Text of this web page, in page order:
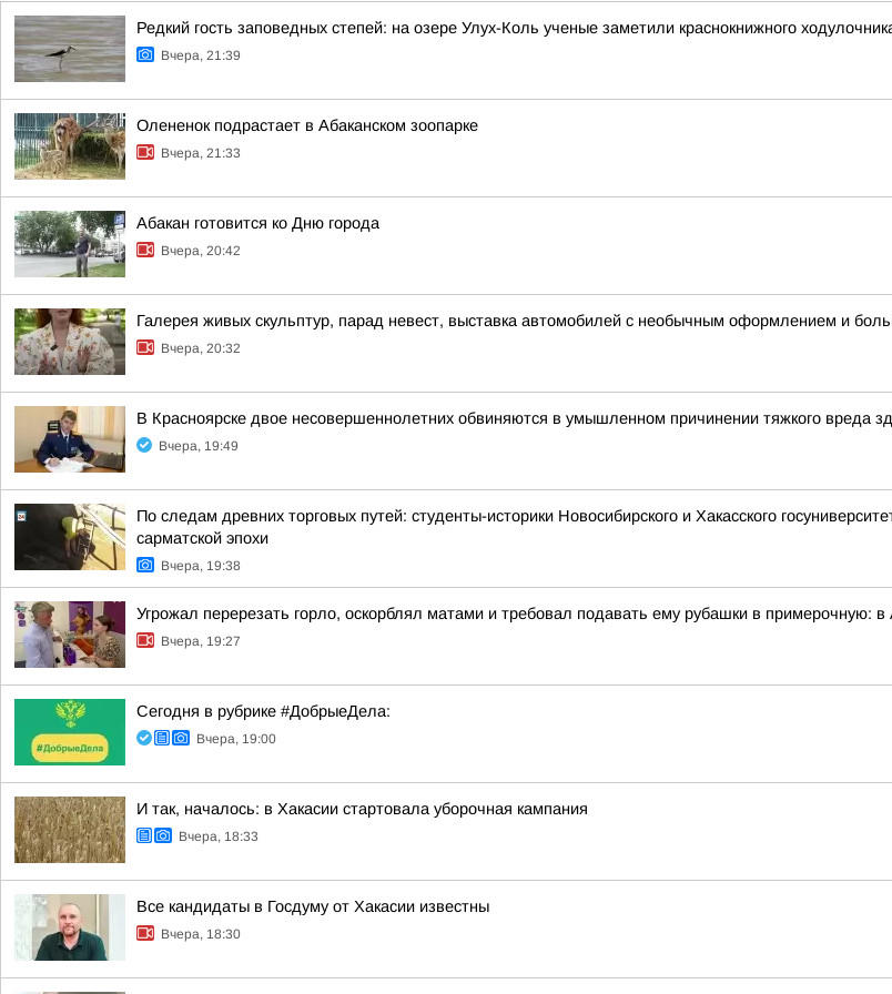
Редкий гость заповедных степей: на озере Улух-Коль ученые заметили краснокнижного
Вчера, 21:39
Олененок подрастает в Абаканском зоопарке
Вчера, 21:33
Абакан готовится ко Дню города
Вчера, 20:42
Галерея живых скульптур, парад невест, выставка автомобилей с необычным оформлением и
Вчера, 20:32
В Красноярске двое несовершеннолетних обвиняются в умышленном причинении тяжкого вреда
Вчера, 19:49
По следам древних торговых путей: студенты-историки Новосибирского и Хакасского
сарматской эпохи
Вчера, 19:38
Угрожал перерезать горло, оскорблял матами и требовал подавать ему рубашки в примерочную:
Вчера, 19:27
Сегодня в рубрике #ДобрыеДела:
Вчера, 19:00
И так, началось: в Хакасии стартовала уборочная кампания
Вчера, 18:33
Все кандидаты в Госдуму от Хакасии известны
Вчера, 18:30